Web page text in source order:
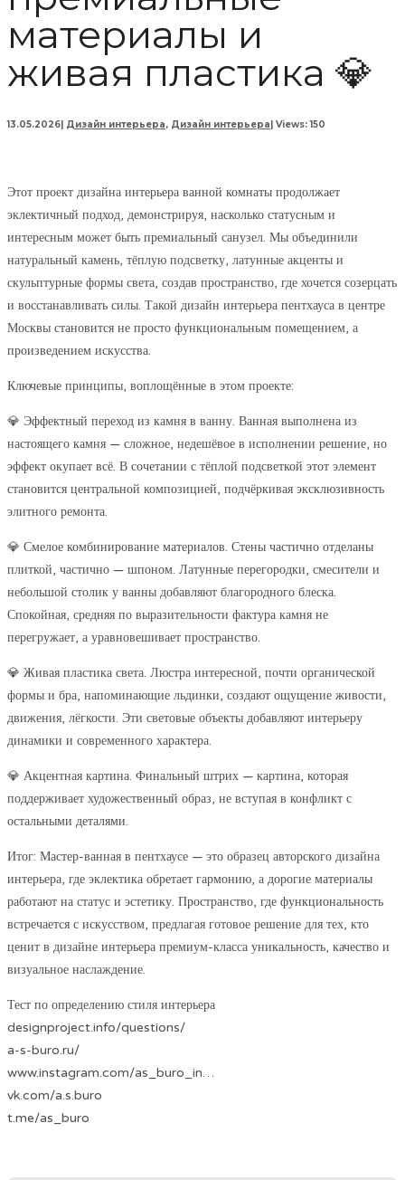
материалы и
живая пластика 💎
13.05.2026 Дизайн интерьера, Дизайн интерьера Views: 150
Этот проект дизайна интерьера ванной комнаты продолжает
эклектичный подход, демонстрируя, насколько статусным и
интересным может быть премиальный санузел. Мы объединили
натуральный камень, тёплую подсветку, латунные акценты и
скульптурные формы света, создав пространство, где хочется созерцать
и восстанавливать силы. Такой дизайн интерьера пентхауса в центре
Москвы становится не просто функциональным помещением, а
произведением искусства.
Ключевые принципы, воплощённые в этом проекте:
💎 Эффектный переход из камня в ванну. Ванная выполнена из
настоящего камня — сложное, недешёвое в исполнении решение, но
эффект окупает всё. В сочетании с тёплой подсветкой этот элемент
становится центральной композицией, подчёркивая эксклюзивность
элитного ремонта.
💎 Смелое комбинирование материалов. Стены частично отделаны
плиткой, частично — шпоном. Латунные перегородки, смесители и
небольшой столик у ванны добавляют благородного блеска.
Спокойная, средняя по выразительности фактура камня не
перегружает, а уравновешивает пространство.
💎 Живая пластика света. Люстра интересной, почти органической
формы и бра, напоминающие льдинки, создают ощущение живости,
движения, лёгкости. Эти световые объекты добавляют интерьеру
динамики и современного характера.
💎 Акцентная картина. Финальный штрих — картина, которая
поддерживает художественный образ, не вступая в конфликт с
остальными деталями.
Итог: Мастер-ванная в пентхаусе — это образец авторского дизайна
интерьера, где эклектика обретает гармонию, а дорогие материалы
работают на статус и эстетику. Пространство, где функциональность
встречается с искусством, предлагая готовое решение для тех, кто
ценит в дизайне интерьера премиум-класса уникальность, качество и
визуальное наслаждение.
Тест по определению стиля интерьера
designproject.info/questions/
a-s-buro.ru/
www.instagram.com/as_buro_in…
vk.com/a.s.buro
t.me/as_buro